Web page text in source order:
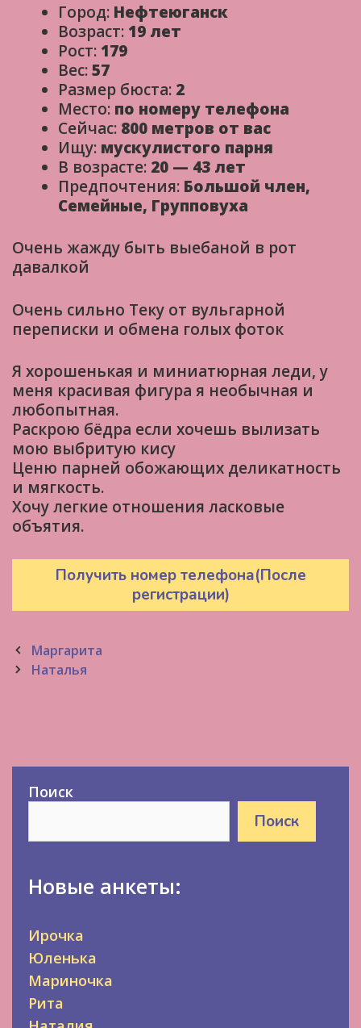
Город: Нефтеюганск
Возраст: 19 лет
Рост: 179
Вес:57
Размер бюста: 2
Место: по номеру телефона
Сейчас: 800 метров от вас
Ищу: мускулистого парня
В возрасте: 20 — 43 лет
Предпочтения: Большой член,
Семейные, Групповуха
Очень жажду быть выебаной в рот
давалкой
Очень сильно Теку от вульгарной
переписки и обмена голых фоток
Я хорошенькая и миниатюрная леди, у
меня красивая фигура я необычная и
любопытная.
Раскрою бёдра если хочешь вылизать
мою выбритую кису
Ценю парней обожающих деликатность
и мягкость.
Хочу легкие отношения ласковые
объятия.
Получить номер телефона(После
регистрации)
Post
navigation
Маргарита
Наталья
Поиск
Поиск
Новые анкеты:
Ирочка
Юленька
Мариночка
Рита